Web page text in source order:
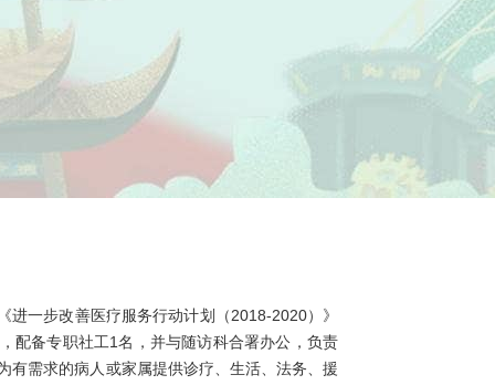
一步改善医疗服务行动计划（2018-2020）》
配备专职社工1名，并与随访科合署办公，负责
有需求的病人或家属提供诊疗、生活、法务、援